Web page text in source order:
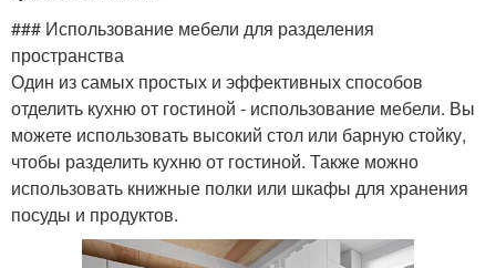
### Использование мебели для разделения
пространства
Один из самых простых и эффективных способов
отделить кухню от гостиной - использование мебели. Вы
можете использовать высокий стол или барную стойку,
чтобы разделить кухню от гостиной. Также можно
использовать книжные полки или шкафы для хранения
посуды и продуктов.